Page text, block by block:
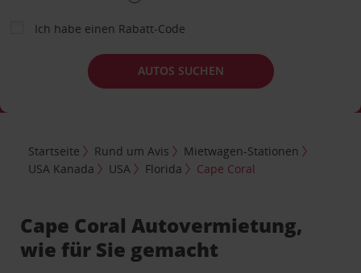
Ich habe einen Rabatt-Code
AUTOS SUCHEN
Startseite Rund um Avis
Mietwagen-Stationen
USA Kanada
USA Florida Cape Coral
Cape Coral Autovermietung,
wie für Sie gemacht